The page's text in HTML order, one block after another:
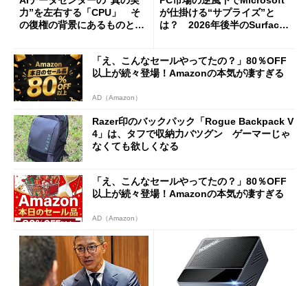
力”を左右する「CPU」 そ
の復権の背景にあるものと
が仕掛ける“サプライズ”と
は？ 2026年後半のSurface
「え、こんなセールやってたの？」80％OFF
以上が続々登場！Amazonの本気が凄すぎる
AD（Amazon）
Razer印のバックパック「Rogue Backpack V
4」は、タフで収納力バツグン ゲーマーじゃ
なくても欲しくなる
「え、こんなセールやってたの？」80％OFF
以上が続々登場！Amazonの本気が凄すぎる
AD（Amazon）